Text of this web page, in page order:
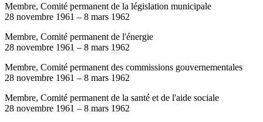
Membre, Comité permanent de la législation municipale
28 novembre 1961 – 8 mars 1962
Membre, Comité permanent de l'énergie
28 novembre 1961 – 8 mars 1962
Membre, Comité permanent des commissions gouvernementales
28 novembre 1961 – 8 mars 1962
Membre, Comité permanent de la santé et de l'aide sociale
28 novembre 1961 – 8 mars 1962